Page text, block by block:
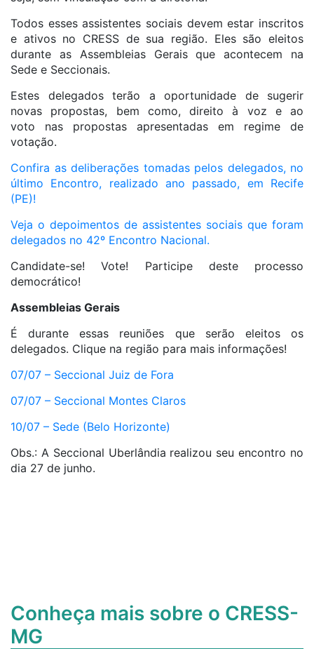
Todos esses assistentes sociais devem estar inscritos
e ativos no CRESS de sua região. Eles são eleitos
durante as Assembleias Gerais que acontecem na
Sede e Seccionais.
Estes delegados terão a oportunidade de sugerir
novas propostas, bem como, direito à voz e ao
voto nas propostas apresentadas em regime de
votação.
Confira as deliberações tomadas pelos delegados, no
último Encontro, realizado ano passado, em Recife
(PE)!
Veja o depoimentos de assistentes sociais que foram
delegados no 42º Encontro Nacional.
Candidate-se! Vote! Participe deste processo
democrático!
Assembleias Gerais
É durante essas reuniões que serão eleitos os
delegados. Clique na região para mais informações!
07/07 – Seccional Juiz de Fora
07/07 – Seccional Montes Claros
10/07 – Sede (Belo Horizonte)
Obs.: A Seccional Uberlândia realizou seu encontro no
dia 27 de junho.
Conheça mais sobre o CRESS-
MG